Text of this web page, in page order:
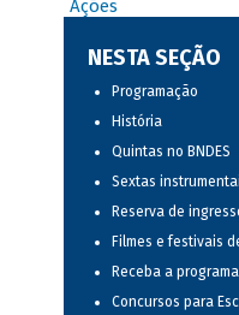
Ações
NESTA SEÇÃO
Programação
História
Quintas no BNDES
Sextas
Reserva de
Filmes e festivais
Receba a
Concursos para